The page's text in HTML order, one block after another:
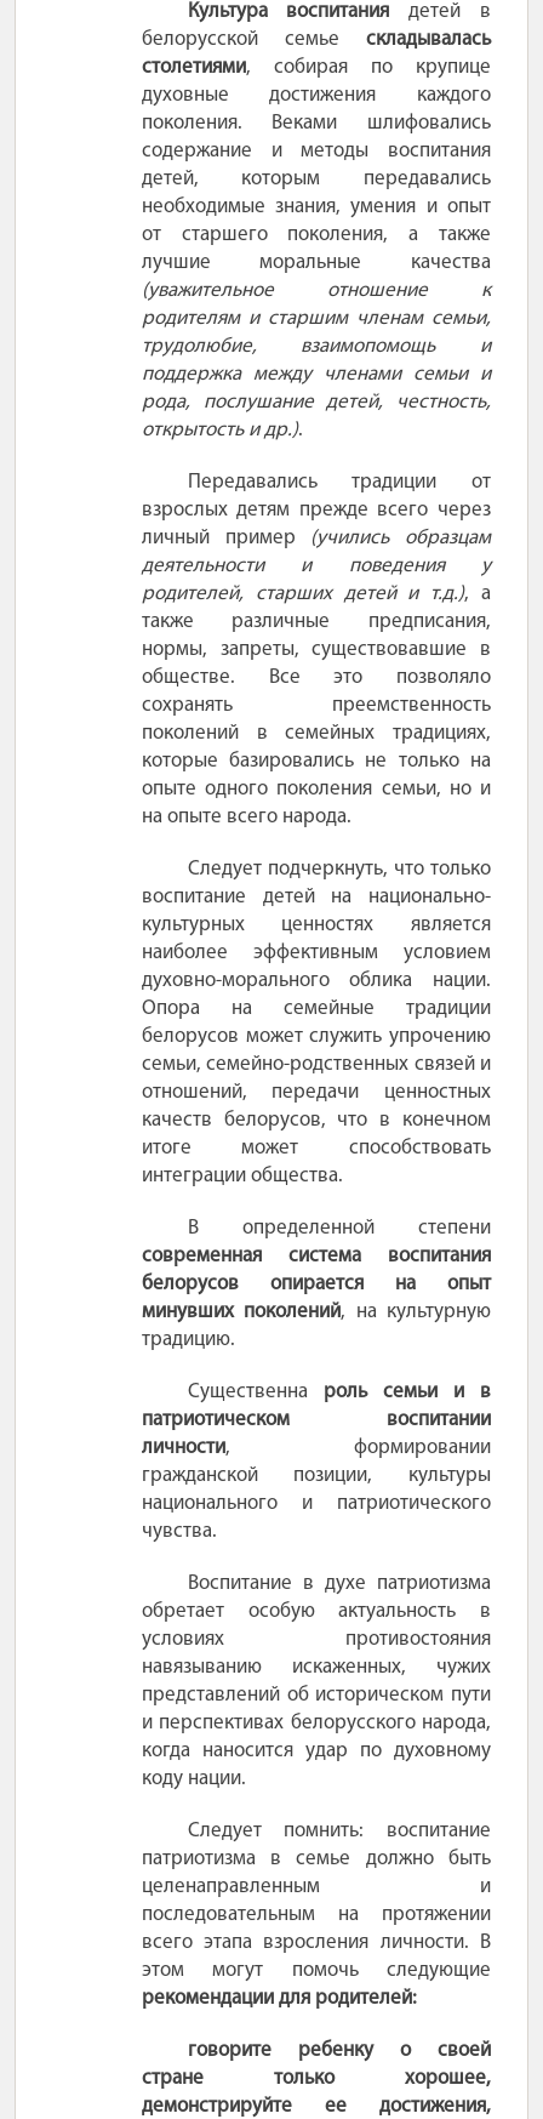
Культура воспитания детей в
белорусской семье складывалась
столетиями, собирая по крупице
духовные достижения каждого
поколения. Веками шлифовались
содержание и методы воспитания
детей, которым передавались
необходимые знания, умения и опыт
от старшего поколения, а также
лучшие моральные качества
(уважительное отношение к
родителям и старшим членам семьи,
трудолюбие, взаимопомощь и
поддержка между членами семьи и
рода, послушание детей, честность,
открытость и др.).
Передавались традиции от
взрослых детям прежде всего через
личный пример (учились образцам
деятельности и поведения у
родителей, старших детей и т.д.), а
также различные предписания,
нормы, запреты, существовавшие в
обществе. Все это позволяло
сохранять преемственность
поколений в семейных традициях,
которые базировались не только на
опыте одного поколения семьи, но и
на опыте всего народа.
Следует подчеркнуть, что только
воспитание детей на национально-
культурных ценностях является
наиболее эффективным условием
духовно-морального облика нации.
Опора на семейные традиции
белорусов может служить упрочению
семьи, семейно-родственных связей и
отношений, передачи ценностных
качеств белорусов, что в конечном
итоге может способствовать
интеграции общества.
В определенной степени
современная система воспитания
белорусов опирается на опыт
минувших поколений, на культурную
традицию.
Существенна роль семьи и в
патриотическом воспитании
личности, формировании
гражданской позиции, культуры
национального и патриотического
чувства.
Воспитание в духе патриотизма
обретает особую актуальность в
условиях противостояния
навязыванию искаженных, чужих
представлений об историческом пути
и перспективах белорусского народа,
когда наносится удар по духовному
коду нации.
Следует помнить: воспитание
патриотизма в семье должно быть
целенаправленным и
последовательным на протяжении
всего этапа взросления личности. В
этом могут помочь следующие
рекомендации для родителей:
говорите ребенку о своей
стране только хорошее,
демонстрируйте ее достижения,